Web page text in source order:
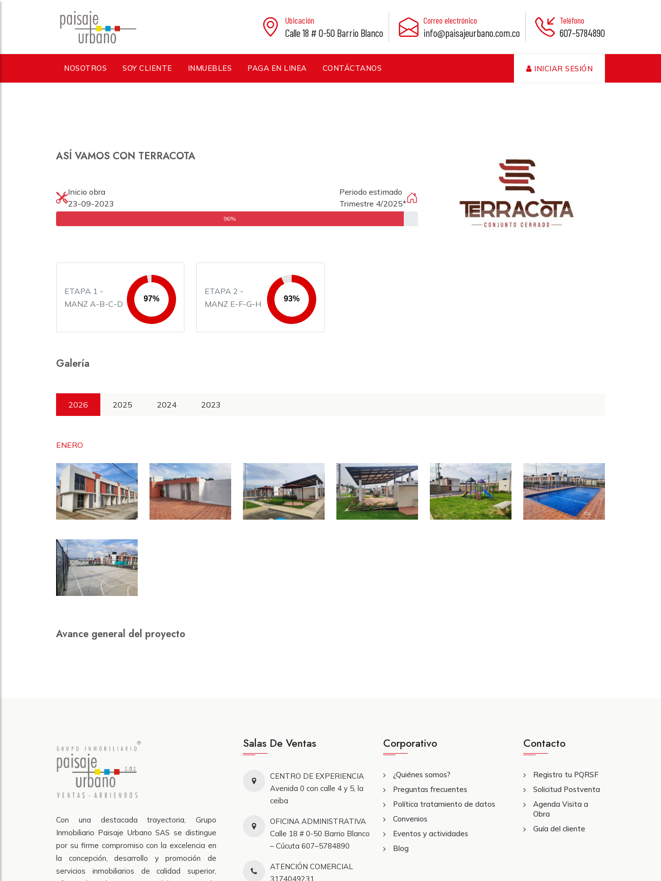
Ubicación
Calle 18 # 0-50 Barrio Blanco
Correo electrónico
info@paisajeurbano.com.co
Teléfono
607–5784890
NOSOTROS SOY CLIENTE INMUEBLES PAGA EN LINEA CONTÁCTANOS INICIAR SESIÓN
ASÍ VAMOS CON TERRACOTA
Inicio obra
23-09-2023
Periodo estimado
Trimestre 4/2025*
96%
ETAPA 1 -
MANZ A-B-C-D
ETAPA 2 -
MANZ E-F-G-H
Galería
2026 2025 2024 2023
ENERO
Avance general del proyecto
Con una destacada trayectoria, Grupo
Inmobiliario Paisaje Urbano SAS se distingue
por su firme compromiso con la excelencia en
la concepción, desarrollo y promoción de
servicios inmobiliarios de calidad superior,
Salas De Ventas
CENTRO DE EXPERIENCIA
Avenida 0 con calle 4 y 5, la
ceiba
OFICINA ADMINISTRATIVA
Calle 18 # 0-50 Barrio Blanco
– Cúcuta 607–5784890
ATENCIÓN COMERCIAL
3174049231
Corporativo
¿Quiénes somos?
Preguntas frecuentes
Política tratamiento de datos
Convenios
Eventos y actividades
Blog
Contacto
Registro tu PQRSF
Solicitud Postventa
Agenda Visita a
Obra
Guía del cliente